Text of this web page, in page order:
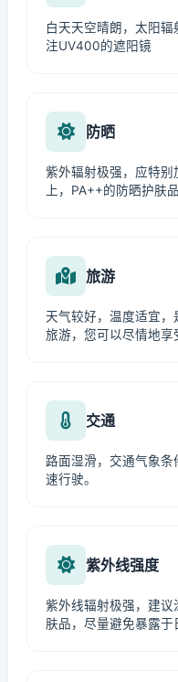
白天天空晴朗，太阳
注UV400的遮阳镜
防晒
紫外辐射极强，应特别
上，PA++的防晒护肤
旅游
天气较好，温度适宜
旅游，您可以尽情地享
交通
路面湿滑，交通气象
速行驶。
紫外线强度
紫外线辐射极强，建
肤品，尽量避免暴露于